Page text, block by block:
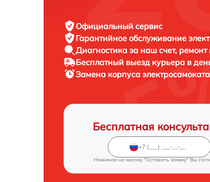
Официальный сервис
Гарантийное обслуживание
Диагностика за наш счет,
Бесплатный выезд курьера в
Замена корпуса электросамоката
Бесплатная
Нажимая на кнопку "Оставить заявку" Вы